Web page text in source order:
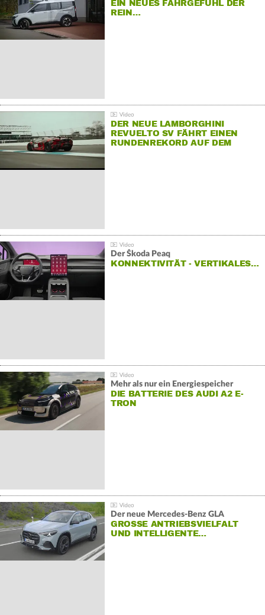
EIN NEUES FAHRGEFÜHL DER
REIN…
DER NEUE LAMBORGHINI
REVUELTO SV FÄHRT EINEN
RUNDENREKORD AUF DEM
Der Škoda Peaq
KONNEKTIVITÄT - VERTIKALES…
Mehr als nur ein Energiespeicher
DIE BATTERIE DES AUDI A2 E-
TRON
Der neue Mercedes-Benz GLA
GROSSE ANTRIEBSVIELFALT U
ND INTELLIGENTE…